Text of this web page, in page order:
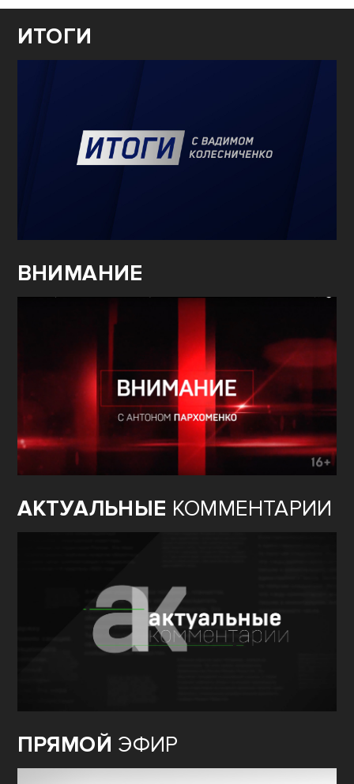
ИТОГИ
ВНИМАНИЕ
АКТУАЛЬНЫЕ КОММЕНТАРИИ
ПРЯМОЙ ЭФИР